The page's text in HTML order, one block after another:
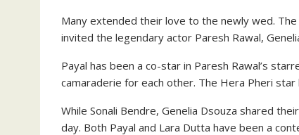
Many extended their love to the newly wed.
invited the legendary actor Paresh Rawal,
Payal has been a co-star in Paresh Rawal’s
camaraderie for each other. The Hera Pheri
While Sonali Bendre, Genelia Dsouza shared
day. Both Payal and Lara Dutta have been a